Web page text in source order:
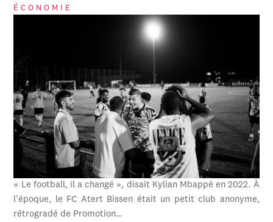
ÉCONOMIE
« Le football, il a changé », disait Kylian Mbappé en 2022. À
l’époque, le FC Atert Bissen était un petit club anonyme,
rétrogradé de Promotion…